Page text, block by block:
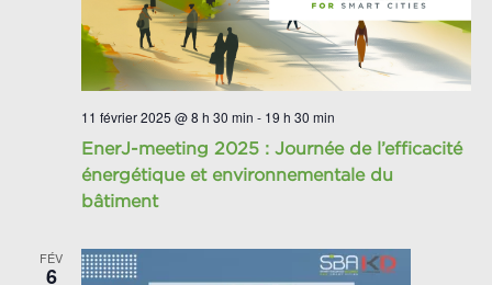
11 février 2025 @ 8 h 30 min - 19 h 30 min
EnerJ-meeting 2025 : Journée de l’efficacité
énergétique et environnementale du
bâtiment
FÉV
6